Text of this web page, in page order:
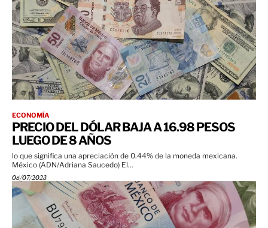
ECONOMÍA
PRECIO DEL DÓLAR BAJA A 16.98 PESOS
LUEGO DE 8 AÑOS
lo que significa una apreciación de 0.44% de la moneda mexicana.
México (ADN/Adriana Saucedo) El...
05/07/2023